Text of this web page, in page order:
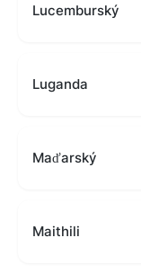
Lucemburský
Luganda
Maďarský
Maithili